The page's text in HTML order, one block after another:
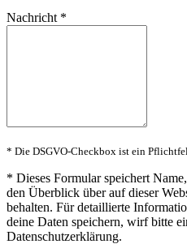
Nachricht *
* Die DSGVO-Checkbox ist ein
* Dieses Formular speichert
den Überblick über auf dieser
behalten. Für detaillierte
deine Daten speichern, wirf bitte
Datenschutzerklärung.